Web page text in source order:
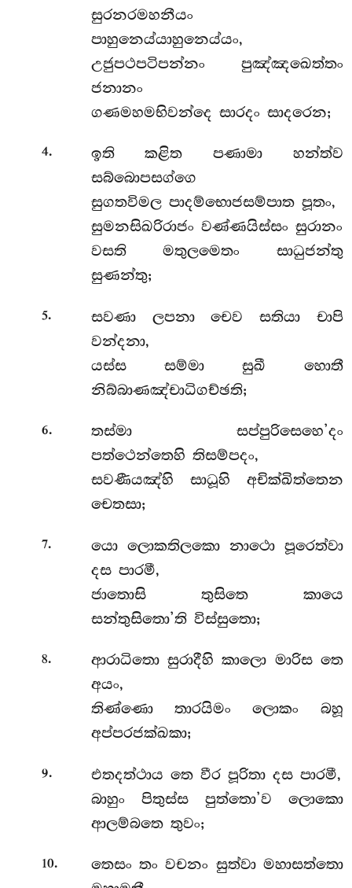
සුරනරමහනීයං
පාහුනෙය්යාහුනෙය්යං,
උජුපථපටිපන්නං පුඤ්ඤඛෙත්තං
ජනානං
ගණමහමභිවන්දෙ සාරදං සාදරෙන;
4.
ඉති කළිත පණාමා හන්ත්ව
සබ්බොපසග්ගෙ
සුගතවිමල පාදම්භොජසම්පාත පූතං,
සුමනසිඛරිරාජං වණ්ණයිස්සං සුරානං
වසති මතුලමෙතං සාධුජන්තු
සුණන්තු;
5.
සවණා ලපනා චෙව සතියා චාපි
වන්දනා,
යස්ස සම්මා සුඛී හොතී
නිබ්බාණඤ්චාධිගච්ඡති;
6.
තස්මා සප්පුරිසෙහෙ’දං
පත්ථෙන්තෙහි තිසම්පදං,
සවණීයඤ්හි සාධූහි අචික්ඛිත්තෙන
චෙතසා;
7.
යො ලොකතිලකො නාථො පූරෙත්වා
දස පාරමී,
ජාතොසි තුසිතෙ කායෙ
සන්තුසිතො’ති විස්සුතො;
8.
ආරාධිතො සුරාදීහි කාලො මාරිස තෙ
අයං,
තිණ්ණො තාරයිමං ලොකං බහූ
අප්පරජක්ඛකා;
9.
එතදත්ථාය තෙ වීර පූරිතා දස පාරමී,
බාහුං පිතුස්ස පුත්තො’ව ලොකො
ආලම්බතෙ තුවං;
10.
තෙසං තං වචනං සුත්වා මහාසත්තො